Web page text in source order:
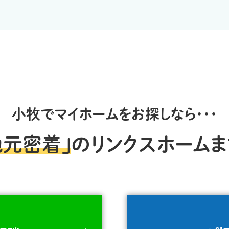
小牧でマイホームをお探しなら・・・
元密着」のリンクスホームま